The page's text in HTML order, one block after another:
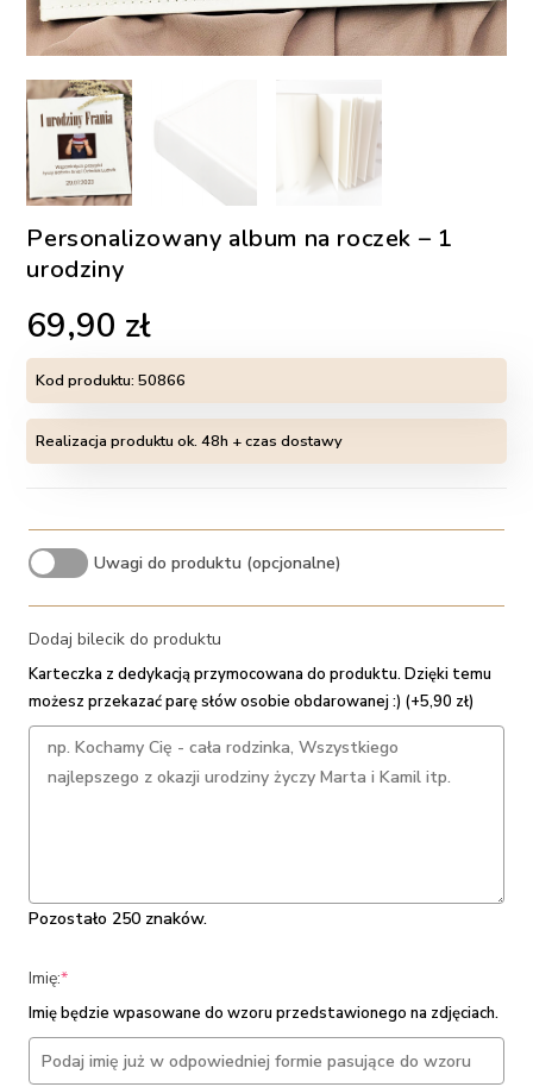
Personalizowany album na roczek – 1
urodziny
69,90 zł
Kod produktu:50866
Realizacja produktu ok. 48h + czas dostawy
Uwagi do produktu (opcjonalne)
Dodaj bilecik do produktu
Karteczka z dedykacją przymocowana do produktu. Dzięki temu
możesz przekazać parę słów osobie obdarowanej :) (+5,90 zł)
Pozostało 250 znaków.
Imię:*(required)
Imię będzie wpasowane do wzoru przedstawionego na zdjęciach.